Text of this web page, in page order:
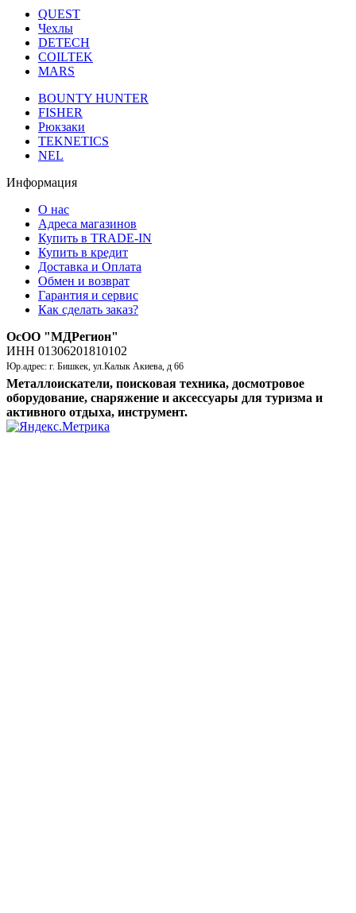
QUEST
Чехлы
DETECH
COILTEK
MARS
BOUNTY HUNTER
FISHER
Рюкзаки
TEKNETICS
NEL
Информация
О нас
Адреса магазинов
Купить в TRADE-IN
Купить в кредит
Доставка и Оплата
Обмен и возврат
Гарантия и сервис
Как сделать заказ?
ОсОО "МДРегион"
ИНН 01306201810102
Юр.адрес: г. Бишкек, ул.Калык Акиева, д 66
Металлоискатели, поисковая техника, досмотровое
оборудование, снаряжение и аксессуары для туризма и
активного отдыха, инструмент.